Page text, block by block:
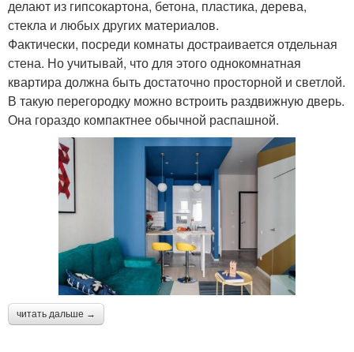
делают из гипсокартона, бетона, пластика, дерева,
стекла и любых других материалов.
Фактически, посреди комнаты достраивается отдельная
стена. Но учитывай, что для этого однокомнатная
квартира должна быть достаточно просторной и светлой.
В такую перегородку можно встроить раздвижную дверь.
Она гораздо компактнее обычной распашной.
читать дальше →